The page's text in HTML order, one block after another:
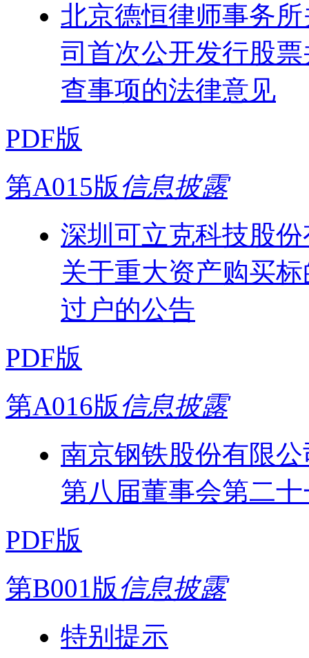
北京德恒律师事务
司首次公开发行股
查事项的法律意见
PDF版
第A015版信息披露
深圳可立克科技股
关于重大资产购买
过户的公告
PDF版
第A016版信息披露
南京钢铁股份有限公
第八届董事会第二
PDF版
第B001版信息披露
特别提示